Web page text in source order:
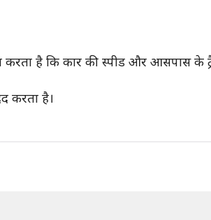
है कि कार की स्पीड और आसपास के
करता है।